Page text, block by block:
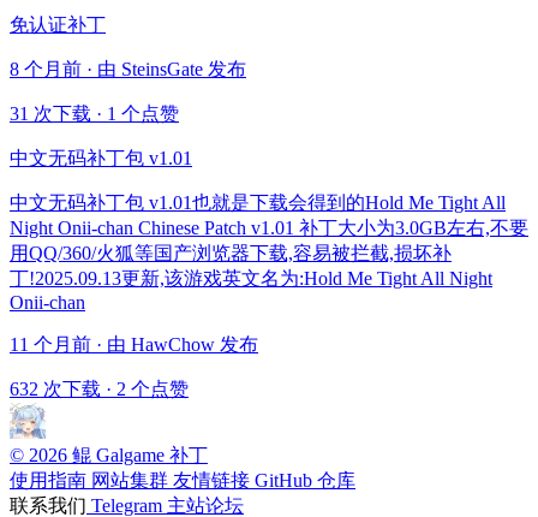
免认证补丁
8 个月前 · 由 SteinsGate 发布
31 次下载 · 1 个点赞
中文无码补丁包 v1.01
中文无码补丁包 v1.01也就是下载会得到的Hold Me Tight All
Night Onii-chan Chinese Patch v1.01 补丁大小为3.0GB左右,不要
用QQ/360/火狐等国产浏览器下载,容易被拦截,损坏补
丁!2025.09.13更新,该游戏英文名为:Hold Me Tight All Night
Onii-chan
11 个月前 · 由 HawChow 发布
632 次下载 · 2 个点赞
© 2026 鲲 Galgame 补丁
使用指南 网站集群 友情链接 GitHub 仓库
联系我们 Telegram 主站论坛